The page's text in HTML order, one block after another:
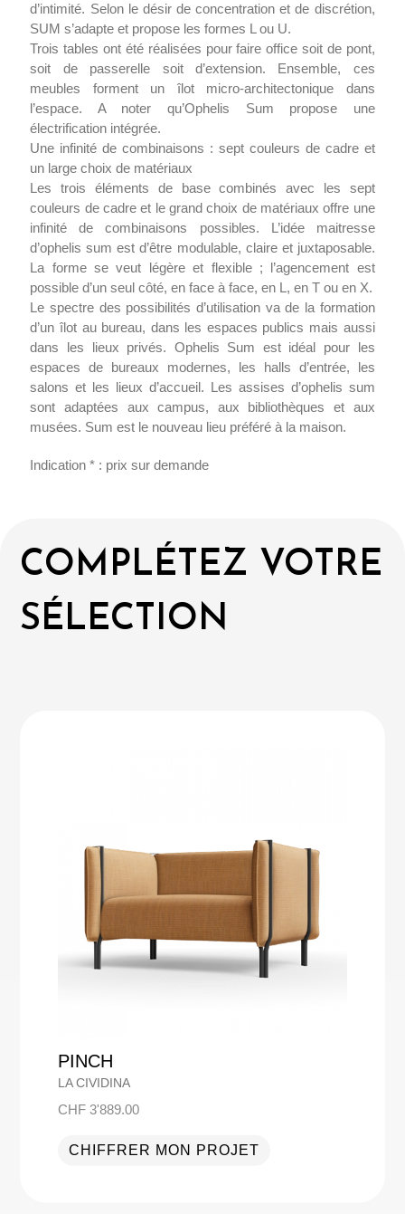
d’intimité. Selon le désir de concentration et de discrétion,
SUM s’adapte et propose les formes L ou U.
Trois tables ont été réalisées pour faire office soit de pont,
soit de passerelle soit d’extension. Ensemble, ces
meubles forment un îlot micro-architectonique dans
l’espace. A noter qu’Ophelis Sum propose une
électrification intégrée.
Une infinité de combinaisons : sept couleurs de cadre et
un large choix de matériaux
Les trois éléments de base combinés avec les sept
couleurs de cadre et le grand choix de matériaux offre une
infinité de combinaisons possibles. L’idée maitresse
d’ophelis sum est d’être modulable, claire et juxtaposable.
La forme se veut légère et flexible ; l’agencement est
possible d’un seul côté, en face à face, en L, en T ou en X.
Le spectre des possibilités d’utilisation va de la formation
d’un îlot au bureau, dans les espaces publics mais aussi
dans les lieux privés. Ophelis Sum est idéal pour les
espaces de bureaux modernes, les halls d’entrée, les
salons et les lieux d’accueil. Les assises d’ophelis sum
sont adaptées aux campus, aux bibliothèques et aux
musées. Sum est le nouveau lieu préféré à la maison.
Indication * : prix sur demande
COMPLÉTEZ VOTRE
SÉLECTION
PINCH
LA CIVIDINA
CHF3'889.00
CHIFFRER MON PROJET